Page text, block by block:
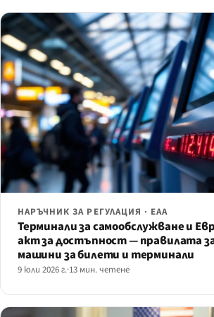
НАРЪЧНИК ЗА РЕГУЛАЦИЯ · EAA
Терминали за самообслужване и
акт за достъпност — правилата
машини за билети и терминали
9 юли 2026 г.·13 мин. четене